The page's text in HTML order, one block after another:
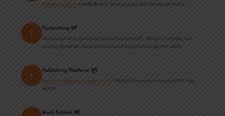
National Agency से FREEमिलती है। हम यह process आपके लिए handle करते हैं।
5
Formatting करें
Manuscript को proper book format में convert करें। Margins, font size, line
spacing सब सही रखें। Astitva Prakashan में यह professionally किया जाता है।
6
Publishing Platform चुनें
Astitva Prakashan,Amazon KDP— हम आपको best option choose करने में help
करते हैं।
Book Publish करें